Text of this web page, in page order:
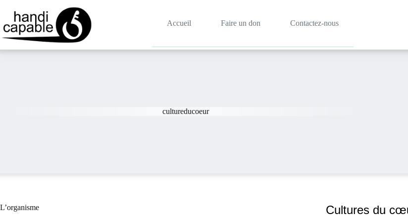
Accueil Faire un don Contactez-nous
cultureducoeur
Cultures du
L’organisme